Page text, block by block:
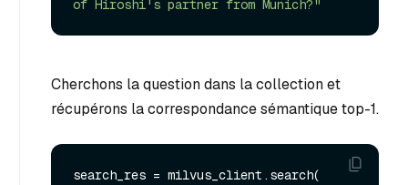
of Hiroshi's partner from Munich?"
Cherchons la question dans la collection et
récupérons la correspondance sémantique top-1.
search_res = milvus_client.search(